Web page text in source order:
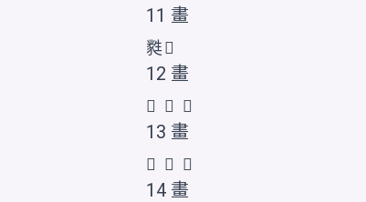
11 畫
㽔𤯶
12 畫
𤯷 𤯸 𤯹
13 畫
𭺶 𤯺 𭺷
14 畫